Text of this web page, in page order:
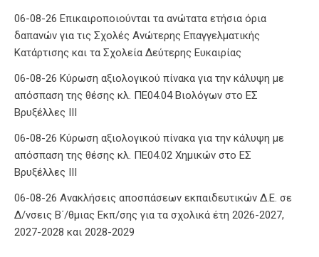
06-08-26 Επικαιροποιούνται τα ανώτατα ετήσια όρια
δαπανών για τις Σχολές Ανώτερης Επαγγελματικής
Κατάρτισης και τα Σχολεία Δεύτερης Ευκαιρίας
06-08-26 Κύρωση αξιολογικού πίνακα για την κάλυψη με
απόσπαση της θέσης κλ. ΠΕ04.04 Βιολόγων στο ΕΣ
Βρυξέλλες ΙΙΙ
06-08-26 Κύρωση αξιολογικού πίνακα για την κάλυψη με
απόσπαση της θέσης κλ. ΠΕ04.02 Χημικών στο ΕΣ
Βρυξέλλες ΙΙΙ
06-08-26 Ανακλήσεις αποσπάσεων εκπαιδευτικών Δ.Ε. σε
Δ/νσεις Β΄/θμιας Εκπ/σης για τα σχολικά έτη 2026-2027,
2027-2028 και 2028-2029